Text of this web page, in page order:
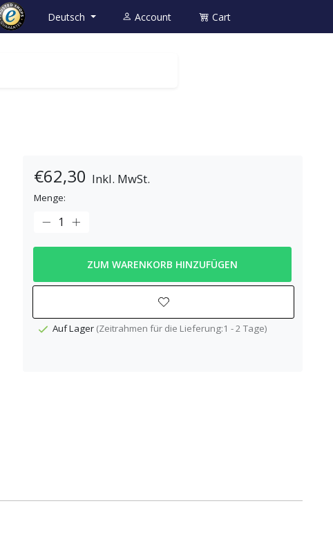
Deutsch Account Cart
€62,30 Inkl. MwSt.
Menge:
ZUM WARENKORB HINZUFÜGEN
Auf Lager (Zeitrahmen für die Lieferung:1 - 2 Tage)